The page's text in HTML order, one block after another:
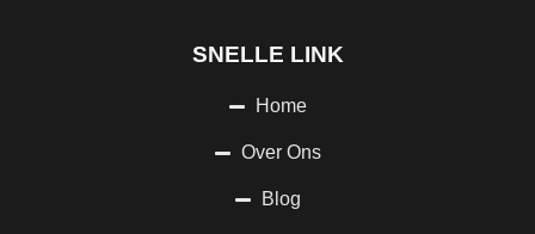
SNELLE LINK
Home
Over Ons
Blog